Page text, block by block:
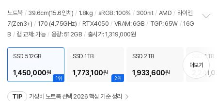
견
노트북 / 39.6cm(15.6인치) / 1.8kg / sRGB: 100% / 300nit / AMD / 라이젠
7(Zen3+) / 170 (4.75GHz) / RTX4050 / VRAM: 6GB / TGP: 65W / 16G
B / 램 교체: 가능 / 용량: 512GB / 출시가: 1,319,000원
치
기
1위
SSD 512GB
1,450,000원
2위
SSD 1TB
1,773,100원
SSD 2TB
1,933,600원
SSD 4TB
더보기
TIP 가성비 노트북 선택 2026 핵심 기준 정리